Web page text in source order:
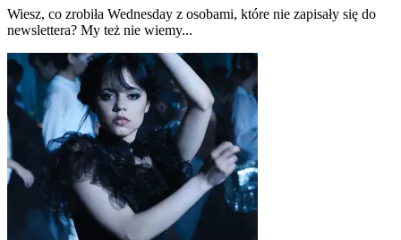
Wiesz, co zrobiła Wednesday z osobami, które nie zapisały się do
newslettera? My też nie wiemy...